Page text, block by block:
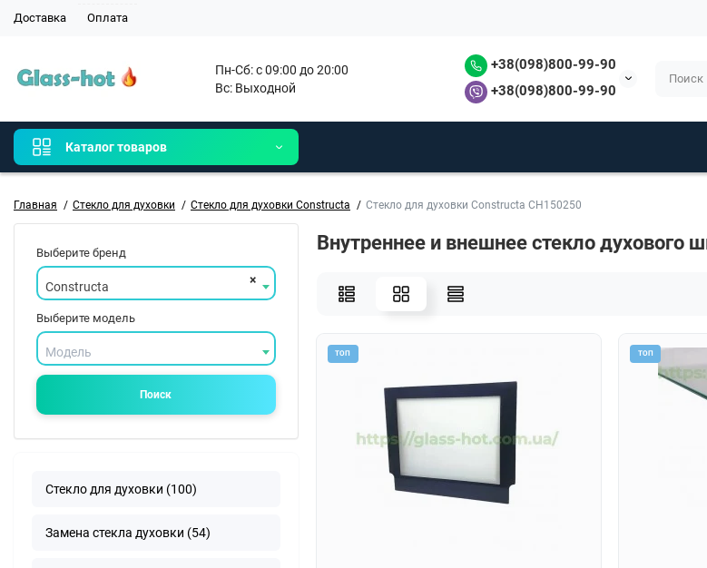
Доставка Оплата
Пн-Сб: с 09:00 до 20:00
Вс: Выходной
+38(098)800-99-90
+38(098)800-99-90
Каталог товаров
Главная Стекло для духовки Стекло для духовки Constructa Стекло для духовки Constructa CH150250
Выберите бренд
×
Constructa
Выберите модель
Модель
Поиск
Стекло для духовки (100)
Замена стекла духовки (54)
Внутреннее и внешнее стекло духового
ТОП ТОП